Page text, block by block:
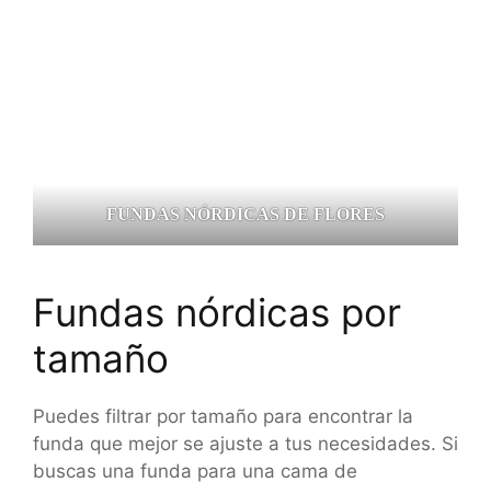
FUNDAS NÓRDICAS DE FLORES
Fundas nórdicas por
tamaño
Puedes filtrar por tamaño para encontrar la
funda que mejor se ajuste a tus necesidades. Si
buscas una funda para una cama de